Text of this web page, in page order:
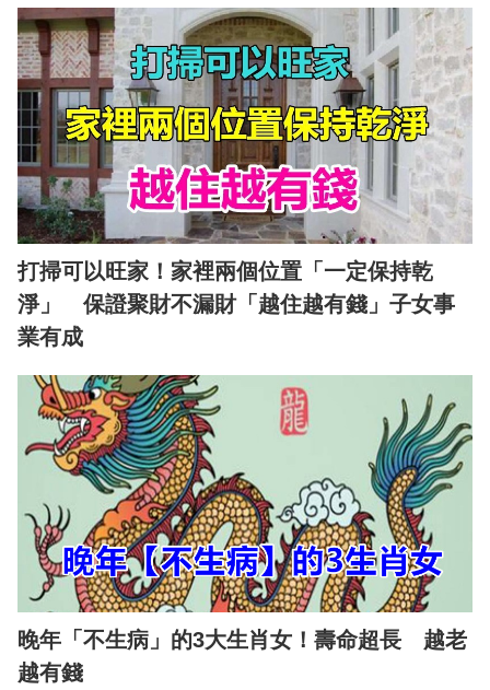
打掃可以旺家！家裡兩個位置「一定保持乾
淨」 保證聚財不漏財「越住越有錢」子女事
業有成
晚年「不生病」的3大生肖女！壽命超長 越老
越有錢